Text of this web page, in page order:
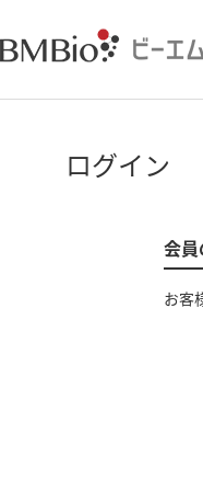
ログイン
会
お客